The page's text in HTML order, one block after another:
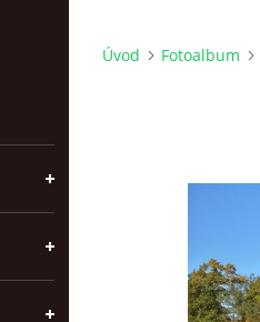
Úvod Fotoalbum